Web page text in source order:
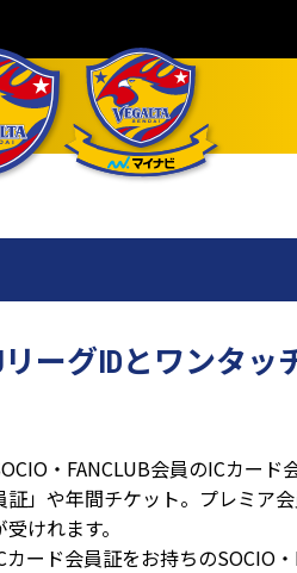
ーグIDとワンタッ
・FANCLUB会員のICカー
証」や年間チケット。プレミア
受けれます。
カード会員証をお持ちのSOCIO